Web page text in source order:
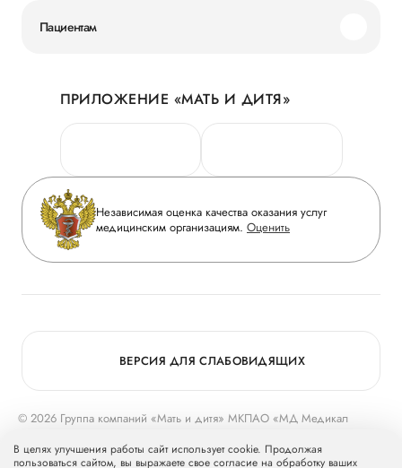
Новости
Руководство
Сотрудничество
Инвесторам
Журнал «Мать и дитя»
Вакансии
Медицинский туризм
Пациентам
Личный кабинет
Персональные данные
Горячая линия качества
Вопрос-ответ
Приложение пациента
Статьи
ПРИЛОЖЕНИЕ «МАТЬ И ДИТЯ»
Независимая оценка качества оказания услуг
медицинским организациям. Оценить
© 2026 Группа компаний «Мать и дитя» МКПАО «МД Медикал
Группу компаний «Мать и дитя».
ВЕРСИЯ ДЛЯ СЛАБОВИДЯЩИХ
В целях улучшения работы сайт использует cookie. Продолжая
пользоваться сайтом, вы выражаете свое согласие на обработку ваших